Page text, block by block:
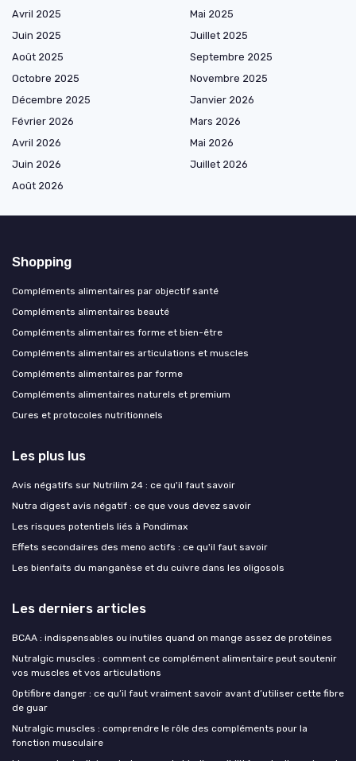
Avril 2025
Mai 2025
Juin 2025
Juillet 2025
Août 2025
Septembre 2025
Octobre 2025
Novembre 2025
Décembre 2025
Janvier 2026
Février 2026
Mars 2026
Avril 2026
Mai 2026
Juin 2026
Juillet 2026
Août 2026
Shopping
Compléments alimentaires par objectif santé
Compléments alimentaires beauté
Compléments alimentaires forme et bien-être
Compléments alimentaires articulations et muscles
Compléments alimentaires par forme
Compléments alimentaires naturels et premium
Cures et protocoles nutritionnels
Les plus lus
Avis négatifs sur Nutrilim 24 : ce qu'il faut savoir
Nutra digest avis négatif : ce que vous devez savoir
Les risques potentiels liés à Pondimax
Effets secondaires des meno actifs : ce qu'il faut savoir
Les bienfaits du manganèse et du cuivre dans les oligosols
Les derniers articles
BCAA : indispensables ou inutiles quand on mange assez de protéines
Nutralgic muscles : comment ce complément alimentaire peut soutenir
vos muscles et vos articulations
Optifibre danger : ce qu’il faut vraiment savoir avant d’utiliser cette fibre
de guar
Nutralgic muscles : comprendre le rôle des compléments pour la
fonction musculaire